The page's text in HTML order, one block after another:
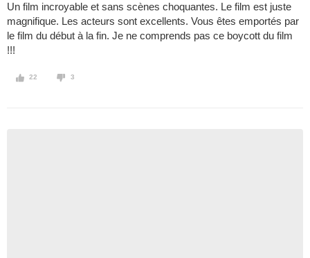
Un film incroyable et sans scènes choquantes. Le film est juste
magnifique. Les acteurs sont excellents. Vous êtes emportés par
le film du début à la fin. Je ne comprends pas ce boycott du film
!!!
22 3